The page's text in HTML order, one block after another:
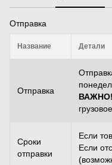
Отправка
Название Детали
Отправка
ВАЖНО!
Сроки
отправки
Если
Если